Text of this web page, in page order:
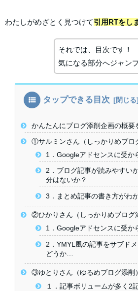
わたしがめざとく見つけて引用RTをし
それでは、目次です！
気になる部分へジャン
タップできる目次
かんたんにブログ添削企画の概要
①サルミンさん（しっかりめブロ
1．Googleアドセンスに受
2．ブログ記事が読みやすい
分はないか？
3．まとめ記事の書き方がわ
②ひかりさん（しっかりめブログ
1．Googleアドセンスに受
2．YMYL風の記事をサブド
どうか…
③ゆとりさん（ゆるめブログ添削）
１．記事ボリュームが多く2